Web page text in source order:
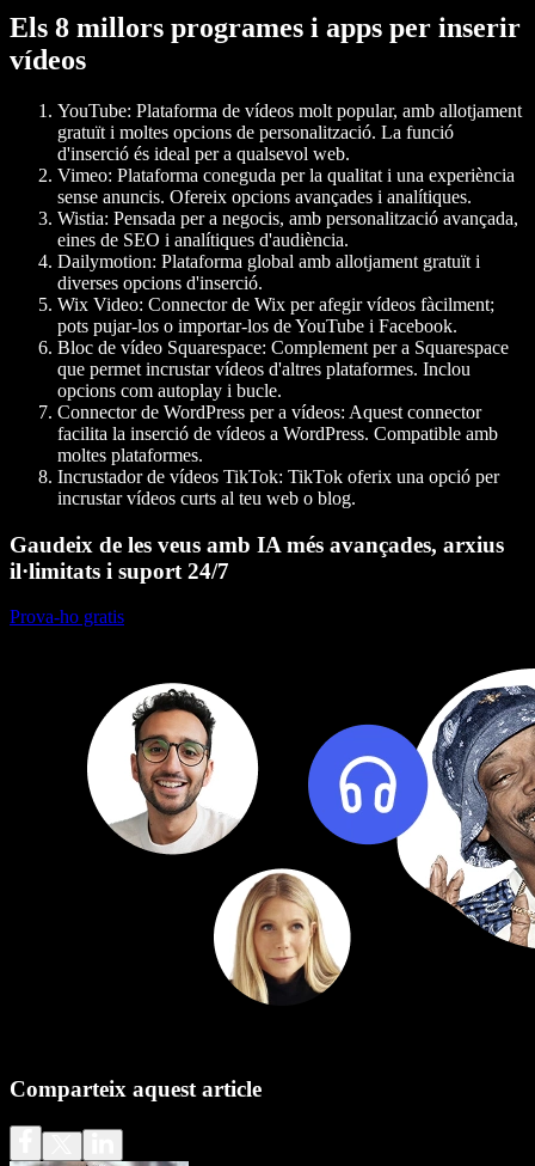
Els 8 millors programes i apps per inserir
vídeos
YouTube: Plataforma de vídeos molt popular, amb allotjament
gratuït i moltes opcions de personalització. La funció
d'inserció és ideal per a qualsevol web.
Vimeo: Plataforma coneguda per la qualitat i una experiència
sense anuncis. Ofereix opcions avançades i analítiques.
Wistia: Pensada per a negocis, amb personalització avançada,
eines de SEO i analítiques d'audiència.
Dailymotion: Plataforma global amb allotjament gratuït i
diverses opcions d'inserció.
Wix Video: Connector de Wix per afegir vídeos fàcilment;
pots pujar-los o importar-los de YouTube i Facebook.
Bloc de vídeo Squarespace: Complement per a Squarespace
que permet incrustar vídeos d'altres plataformes. Inclou
opcions com autoplay i bucle.
Connector de WordPress per a vídeos: Aquest connector
facilita la inserció de vídeos a WordPress. Compatible amb
moltes plataformes.
Incrustador de vídeos TikTok: TikTok oferix una opció per
incrustar vídeos curts al teu web o blog.
Gaudeix de les veus amb IA més avançades, arxius
il·limitats i suport 24/7
Prova-ho gratis
Comparteix aquest article